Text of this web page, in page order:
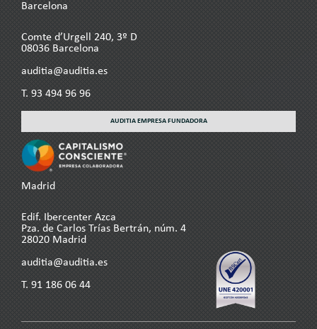
Barcelona
Comte d’Urgell 240, 3º D
08036 Barcelona
auditia@auditia.es
T. 93 494 96 96
AUDITIA EMPRESA FUNDADORA
Madrid
Edif. Ibercenter Azca
Pza. de Carlos Trías Bertrán, núm. 4
28020 Madrid
auditia@auditia.es
T. 91 186 06 44